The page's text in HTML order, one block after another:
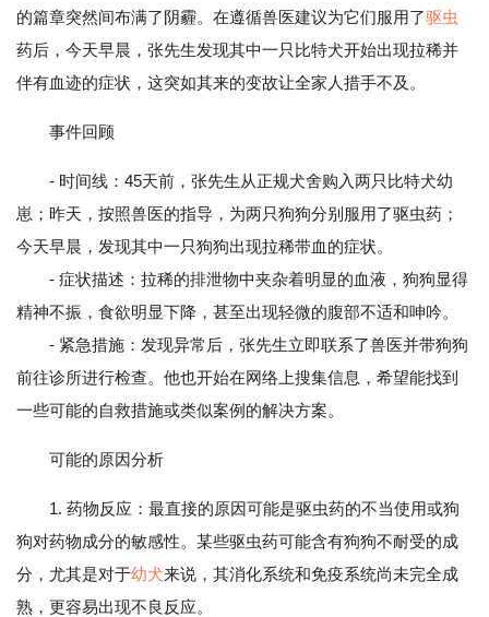
的篇章突然间布满了阴霾。在遵循兽医建议为它们服用了驱虫
药后，今天早晨，张先生发现其中一只比特犬开始出现拉稀并
伴有血迹的症状，这突如其来的变故让全家人措手不及。
事件回顾
- 时间线：45天前，张先生从正规犬舍购入两只比特犬幼
崽；昨天，按照兽医的指导，为两只狗狗分别服用了驱虫药；
今天早晨，发现其中一只狗狗出现拉稀带血的症状。
- 症状描述：拉稀的排泄物中夹杂着明显的血液，狗狗显得
精神不振，食欲明显下降，甚至出现轻微的腹部不适和呻吟。
- 紧急措施：发现异常后，张先生立即联系了兽医并带狗狗
前往诊所进行检查。他也开始在网络上搜集信息，希望能找到
一些可能的自救措施或类似案例的解决方案。
可能的原因分析
1. 药物反应：最直接的原因可能是驱虫药的不当使用或狗
狗对药物成分的敏感性。某些驱虫药可能含有狗狗不耐受的成
分，尤其是对于幼犬来说，其消化系统和免疫系统尚未完全成
熟，更容易出现不良反应。